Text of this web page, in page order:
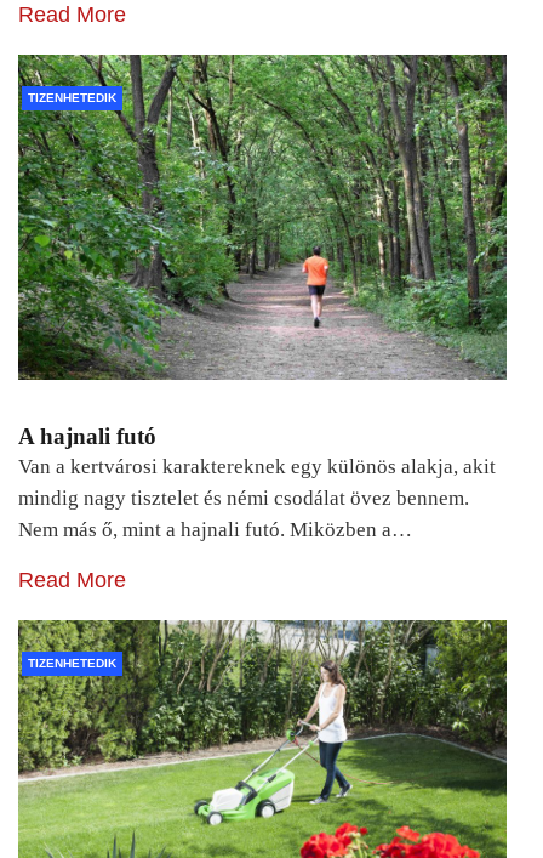
Read More
TIZENHETEDIK
A hajnali futó
Van a kertvárosi karaktereknek egy különös alakja, akit
mindig nagy tisztelet és némi csodálat övez bennem.
Nem más ő, mint a hajnali futó. Miközben a…
Read More
TIZENHETEDIK